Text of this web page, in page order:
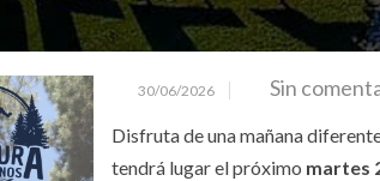
30/06/2026 Sin
Disfruta de una mañana
tendrá lugar el próximo martes